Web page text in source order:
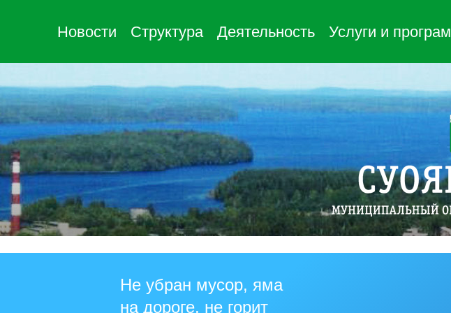
Новости Структура Деятельность Услуги и
Не убран мусор, яма
на дороге, не горит